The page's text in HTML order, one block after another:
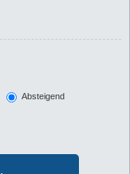
Absteigend